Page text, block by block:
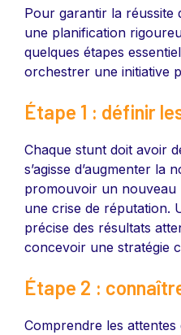
Pour garantir la réussite
une planification
quelques étapes
orchestrer une initiative
Étape 1 : définir
Chaque stunt doit avoir
s’agisse d’augmenter la
promouvoir un
une crise de réputation.
précise des résultats
concevoir une stratégie
Étape 2 :
Comprendre les